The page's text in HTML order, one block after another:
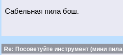
Сабельная пила бош.
Re: Посоветуйте инструмент (мини